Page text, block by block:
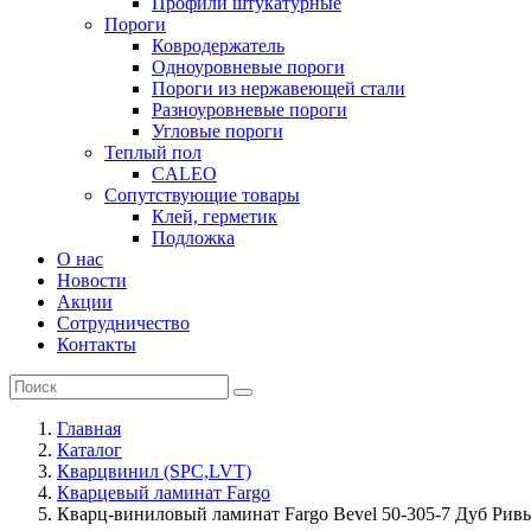
Пороги
Ковродержатель
Одноуровневые пороги
Пороги из нержавеющей стали
Разноуровневые пороги
Угловые пороги
Теплый пол
CALEO
Сопутствующие товары
Клей, герметик
Подложка
О нас
Новости
Акции
Сотрудничество
Контакты
Главная
Каталог
Кварцвинил (SPC,LVT)
Кварцевый ламинат Fargo
Кварц-виниловый ламинат Fargo Bevel 50-305-7 Дуб